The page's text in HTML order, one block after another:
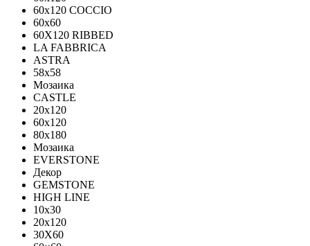
60x120 COCCIO
60x60
60Х120 RIBBED
LA FABBRICA
ASTRA
58x58
Мозаика
CASTLE
20x120
60x120
80х180
Мозаика
EVERSTONE
Декор
GEMSTONE
HIGH LINE
10x30
20x120
30X60